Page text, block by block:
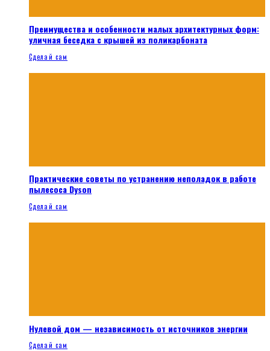
Преимущества и особенности малых архитектурных форм:
уличная беседка с крышей из поликарбоната
Сделай сам
Практические советы по устранению неполадок в работе
пылесоса Dyson
Сделай сам
Нулевой дом — независимость от источников энергии
Сделай сам